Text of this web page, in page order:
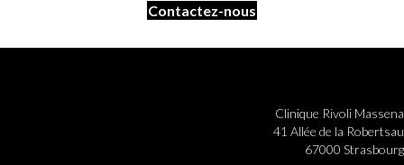
Contactez-nous
Clinique Rivoli Massena
41 Allée de la Robertsau
67000 Strasbourg